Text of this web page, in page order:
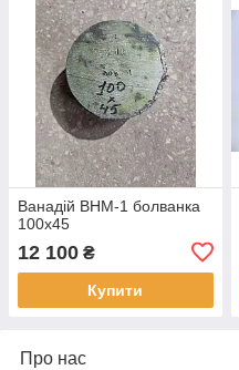
Ванадій ВНМ-1 болванка
100х45
12 100 ₴
Купити
Про нас